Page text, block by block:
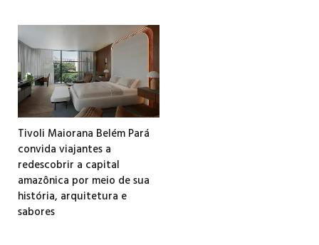
Tivoli Maiorana Belém Pará
convida viajantes a
redescobrir a capital
amazônica por meio de sua
história, arquitetura e
sabores